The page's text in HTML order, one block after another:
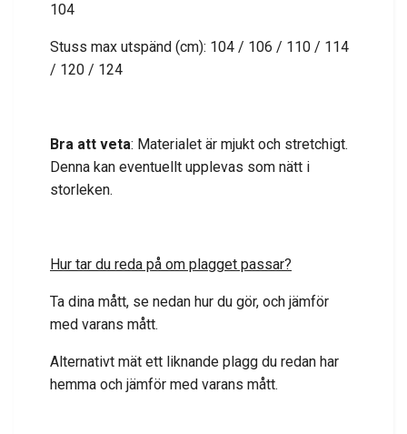
104
Stuss max utspänd (cm): 104 / 106 / 110 / 114
/ 120 / 124
Bra att veta: Materialet är mjukt och stretchigt.
Denna kan eventuellt upplevas som nätt i
storleken.
Hur tar du reda på om plagget passar?
Ta dina mått, se nedan hur du gör, och jämför
med varans mått.
Alternativt mät ett liknande plagg du redan har
hemma och jämför med varans mått.